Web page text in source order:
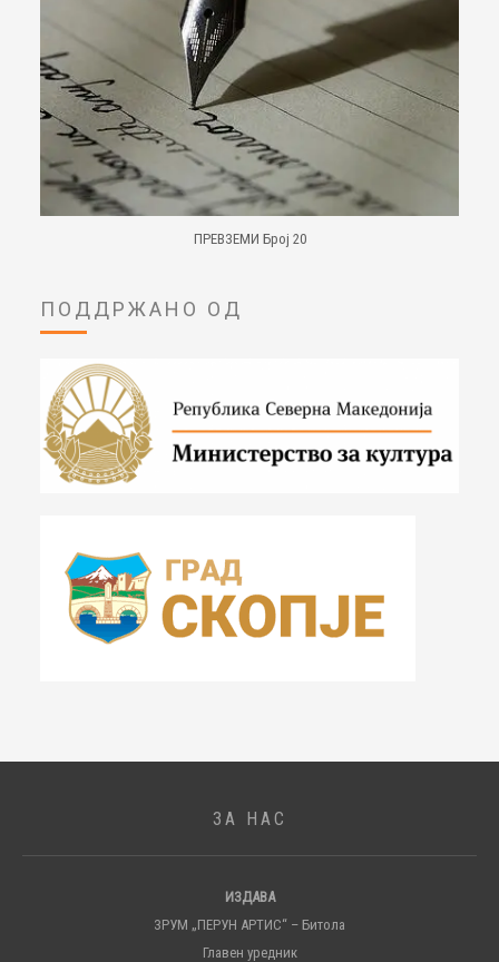
ПРЕВЗЕМИ Број 20
ПОДДРЖАНО ОД
ЗА НАС
ИЗДАВА
ЗРУМ „ПЕРУН АРТИС“ – Битола
Главен уредник